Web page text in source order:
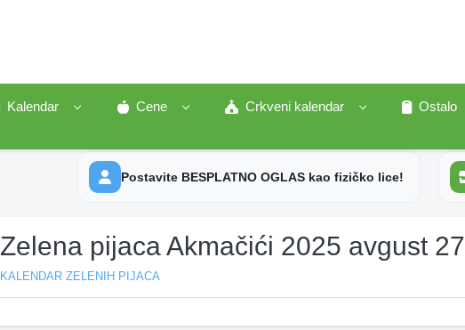
Kalendar Cene Crkveni kalendar
Ostalo
Postavite BESPLATNO OGLAS kao fizičko lice!
Zelena pijaca Akmačići 2025 avgust 27
KALENDAR ZELENIH PIJACA